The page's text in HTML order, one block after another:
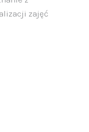
zajęć